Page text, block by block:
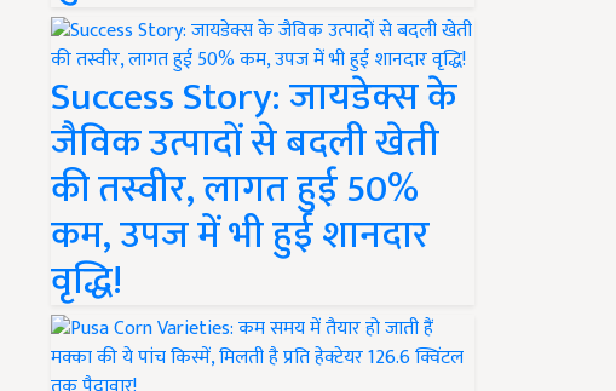
Success Story: जायडेक्स के
जैविक उत्पादों से बदली खेती
की तस्वीर, लागत हुई 50%
कम, उपज में भी हुई शानदार
वृद्धि!